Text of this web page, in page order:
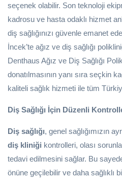
seçenek olabilir. Son teknoloji
kadrosu ve hasta odaklı hizmet
diş sağlığınızı güvenle emanet
İncek’te ağız ve diş sağlığı
Denthaus Ağız ve Diş Sağlığı
donatılmasının yanı sıra seçkin
kaliteli sağlık hizmeti ile tüm
Diş Sağlığı İçin Düzenli
Diş sağlığı, genel sağlığımızın
diş kliniği kontrolleri, olası
tedavi edilmesini sağlar. Bu
önüne geçilebilir ve daha sağlıklı